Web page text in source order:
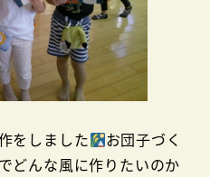
をしました
お団子づく
どんな風に作りたいのか